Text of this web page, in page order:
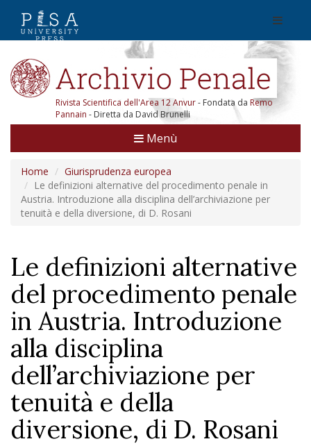
Rivista Scientifica dell'Area 12 Anvur- Fondata da Remo
Pannain - Diretta da David Brunelli
Menù
Home
Giurisprudenza europea
Le definizioni alternative del procedimento penale in
Austria. Introduzione alla disciplina dell’archiviazione per
tenuità e della diversione, di D. Rosani
Le definizioni alternative
del procedimento penale
in Austria. Introduzione
alla disciplina
dell’archiviazione per
tenuità e della
diversione, di D. Rosani